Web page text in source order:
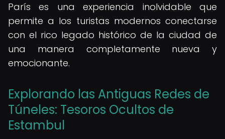
París es una experiencia inolvidable que
permite a los turistas modernos conectarse
con el rico legado histórico de la ciudad de
una manera completamente nueva y
emocionante.
Explorando las Antiguas Redes de
Túneles: Tesoros Ocultos de
Estambul